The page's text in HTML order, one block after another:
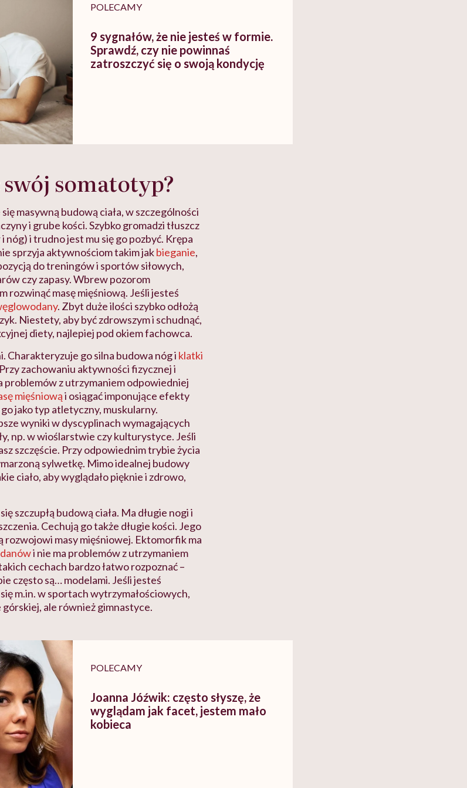
POLECAMY
9 sygnałów, że nie jesteś w formie.
Sprawdź, czy nie powinnaś
zatroszczyć się o swoją kondycję
somatotyp?
masywną budową ciała, w szczególności
i grube kości. Szybko gromadzi tłuszcz
nóg) i trudno jest mu się go pozbyć. Krępa
sprzyja aktywnościom takim jakbieganie,
do treningów i sportów siłowych,
czy zapasy. Wbrew pozorom
rozwinąć masę mięśniową. Jeśli jesteś
. Zbyt duże ilości szybko odłożą
Niestety, aby być zdrowszym i schudnąć,
diety, najlepiej pod okiem fachowca.
Charakteryzuje go silna budowa nóg i klatki
zachowaniu aktywności fizycznej i
problemów z utrzymaniem odpowiedniej
mięśniowąi osiągać imponujące efekty
jako typ atletyczny, muskularny.
wyniki w dyscyplinach wymagających
np. w wioślarstwie czy kulturystyce. Jeśli
szczęście. Przy odpowiednim trybie życia
sylwetkę. Mimo idealnej budowy
ciało, aby wyglądało pięknie i zdrowo,
szczupłą budową ciała. Ma długie nogi i
Cechują go także długie kości. Jego
rozwojowi masy mięśniowej. Ektomorfik ma
i nie ma problemów z utrzymaniem
cechach bardzo łatwo rozpoznać –
często są… modelami. Jeśli jesteś
m.in. w sportach wytrzymałościowych,
górskiej, ale również gimnastyce.
POLECAMY
Joanna Jóźwik: często słyszę, że
wyglądam jak facet, jestem mało
kobieca